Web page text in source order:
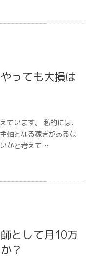
っても大損は
ています。 私的には、
軸となる稼ぎがあるな
かと考えて…
として月10万
？